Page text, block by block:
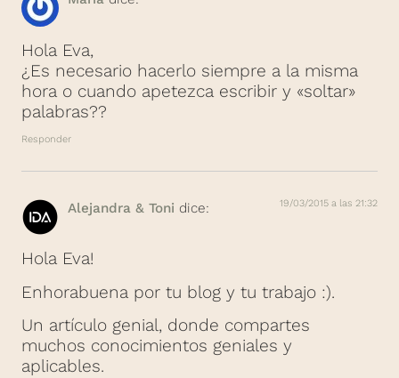
Hola Eva,
¿Es necesario hacerlo siempre a la misma
hora o cuando apetezca escribir y «soltar»
palabras??
Responder
Alejandra & Toni dice: 19/03/2015 a las 21:32
Hola Eva!
Enhorabuena por tu blog y tu trabajo :).
Un artículo genial, donde compartes
muchos conocimientos geniales y
aplicables.